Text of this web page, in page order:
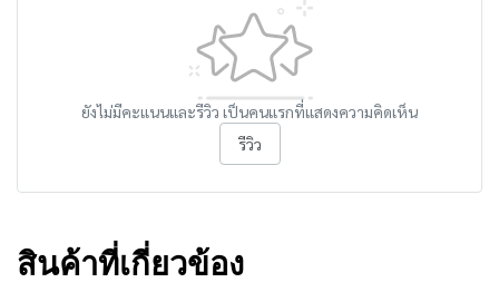
ยังไม่มีคะแนนและรีวิว เป็นคนแรกที่แสดงความคิดเห็น
รีวิว
สินค้าที่เกี่ยวข้อง